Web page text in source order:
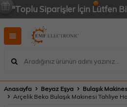
"Toplu Siparişler İçin Lütfen
Anasayfa Beyaz Eşya Bulaşık
Arçelik Beko Bulaşık Makinesi Tahliye